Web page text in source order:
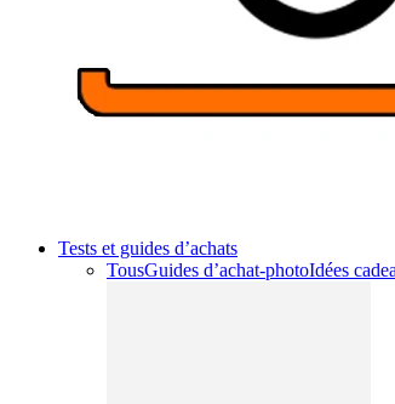
Tests et guides d’achats
TousGuides d’achat-photoIdées